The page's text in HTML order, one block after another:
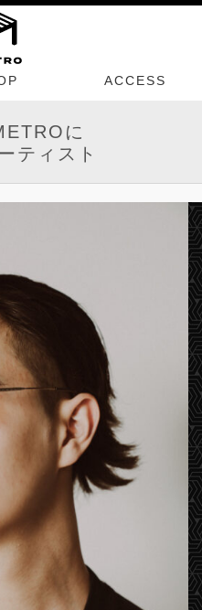
ACCESS
に
ティスト